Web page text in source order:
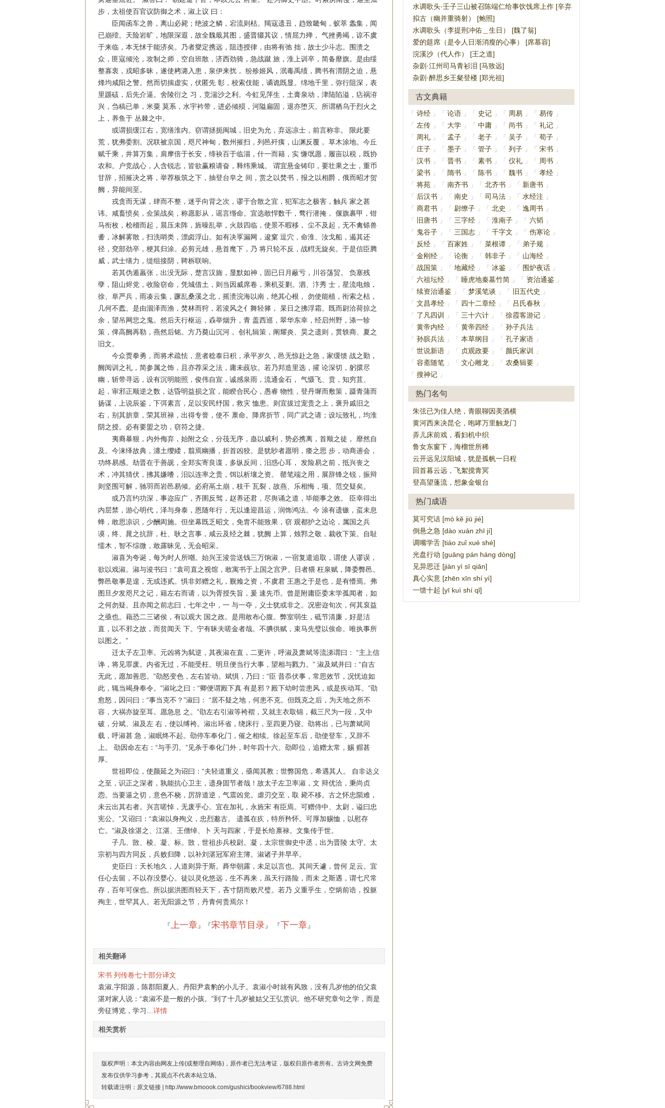
步，太祖使百官议防御之术，淑上议 曰：
臣闻函车之兽，离山必毙；绝波之鳞，宕流则枯。羯寇遗丑，趋致畿甸，蚁萃 螽集，闻
已崩殪。天险岩旷，地限深遐，故全魏戢其图，盛晋辍其议，情屈力殚， 气挫勇竭，谅不虞
于来临，本无怵于能济矣。乃者燮定携远，阻违授律，由将有弛 拙，故士少斗志。围溃之
众，匪寇倾沦，攻制之师，空自班散，济西劲骑，急战蹴 旅，淮上训卒，简备靡旗。是由绥
整寡衷，戎昭多昧，遂使栲潞入患，泉伊来扰， 纷殄姬风，泯毒禹绩，腾书有渭阴之迫，悬
烽均咸阳之警。然而切揣虚实，伏匿先 彰，校索伎能，谲诡既显。绵地千里，弥行阻深，表
里踬硋，后先介逼。舍陵衍之 习，竞湍沙之利。今虹见萍生，土膏泉动，津陆陷溢，痁祸洊
兴，刍稿已单，米粟 莫系，水宇衿带，进必倾殒，河隘扁固，退亦堕灭。所谓栖乌于烈火之
上，养鱼于 丛棘之中。
或谓损缓江右，宽缮淮内。窃谓拯扼闽城，旧史为允，弃远凉士，前言称非。 限此要
荒，犹弗委割。况联被京国，咫尺神甸，数州摧扫，列邑歼痍，山渊反覆， 草木涂地。今丘
赋千乘，井算万集，肩摩倍于长安，缔袂百于临淄，什一而籍，实 慊氓愿，履亩以税，既协
农和。户竞战心，人含锐志，皆欲赢粮请奋，释纬乘城。 谓宜悬金铸印，要壮果之士，重币
甘辞，招摧决之将，举荐板筑之下，抽登台皁之 间，赏之以焚书，报之以相爵，俄而昭才贺
阙，异能间至。
戎贪而无谋，肆而不整，迷乎向背之次，谬于合散之宜，犯军志之极害，触兵 家之甚
讳。咸畜愤矣，佥策战矣，称愿影从，谣言缗命。宜选敢悍数千，骛行潜掩， 偃旗裹甲，钳
马衔枚，桧稽而起，晨压未阵，旌噪乱举，火鼓四临，使景不暇移， 尘不及起，无不禽铩兽
詟，冰解雾散，扫洗哨类，漂卤浮山。如有决罦漏网，逡窠 逗穴，命淮、汝戈船，遏其还
径，兗部劲卒，梗其归涂。必剪元雄，悬首麾下，乃 将只轮不反，战轊无旋矣。于是信臣腾
威，武士缮力，缇组接阴，鞞柝联响。
若其伪遁羸张，出没无际，楚言汉旆，显默如神，固已日月蔽亏，川谷荡贸。 负塞残
孽，阻山烬党，收险窃命，凭城借土，则当因威席卷，乘机芟剿。泗、汴秀 士，星流电烛，
徐、阜严兵，雨凑云集，蹶乱桑溪之北，摇溃浣海以南，绝其心根， 勿使能植，衔索之枯，
几何不蠹。是由涸泽而渔，焚林而狩，若浚风之亻舞轻箨， 杲日之拂浮霜。既而尉洽荷掠之
余，望吊网悲之鬼。然后天行枢运，猋举烟升，青 盖西巡，翠华东幸，经启州野，涤一轸
策，俾高阙再勒，燕然后铭。方乃奠山沉河， 创礼辑策，阐耀炎、昊之遗则，贯轶商、夏之
旧文。
今众贾拳勇，而将术疏怯，意者稔泰日积，承平岁久，邑无惊赴之急，家缓馈 战之勤，
阙阅训之礼，简参属之饰，且亦荐采之法，庸未蔇欤。若乃邦造里选，攉 论深切，躬擐尽
幽，斩带寻远，设有沉明能照，俊伟自宣，诚感泉雨，流通金石， 气慑飞、贲，知穷苴、
起，审邪正顺逆之数，达昏明益损之宜，能睽合民心，愚睿 物性，登丹墀而敷策，蹑青蒲而
扬谋，上说辰鉴，下弭素言，足以安民纾国，救灾 恤患。则宜拔过宠贵之上，褒升戚旧之
右，别其旂章，荣其班禄，出得专誉，使不 禀命。降席折节，同广武之请；设坛致礼，均淮
阴之授。必有要盟之功，窃符之捷。
夷裔暴狠，内外侮弃，始附之众，分茷无序，蛊以威利，势必携离，首顺之徒， 靡然自
及。今涞绎故典，瀍土缨緌，翦焉幽播，折首凶狡。是犹眇者愿明，痿之思 步，动商遄会，
功终易感。劫晋在于善觇，全郑实寄良谍，多纵反间，汨惑心耳， 发险易之前，抵兴丧之
术，冲其猜伏，拂其嫌嗜，汨以连率之贵，饵以析壤之资。 罄笔端之用，展辞锋之锐，振辩
则坚围可解，驰羽而岩邑易倾。必府鬲土崩，枝干 瓦裂，故燕、乐相悔，项、范交疑矣。
或乃言约功深，事迩应广，齐圉反驾，赵养还君，尽舆诵之道，毕能事之效。 臣幸得出
内层禁，游心明代，泽与身泰，恩随年行，无以逢迎昌运，润饰鸿法。今 涂有遗镞，虿未息
蜂，敢思凉识，少酬闳施。但坐幕既乏昭文，免胄不能致果，窃 观都护之边论，属国之兵
谟，终、晁之抗辞，杜、耿之言事，咸云及经之棘，犹阙 上算，烛郛之敬，裁收下策。自耻
懦木，智不综微，敢露昧见，无会昭采。
淑喜为夸诞，每为时人所嘲。始兴王浚尝送钱三万饷淑，一宿复遣追取，谓使 人谬误，
欲以戏淑。淑与浚书曰：“袁司直之视馆，敢寓书于上国之宫尹。日者猥 枉泉赋，降委弊邑。
弊邑敬事是遑，无或违贰。惧非郊赠之礼，觐飨之资，不虞君 王惠之于是也，是有懵焉。弗
图旦夕发咫尺之记，籍左右而请，以为胥授失旨，爰 速先币。曾是附庸臣委末学孤闻者，如
之何勿疑。且亦闻之前志曰，七年之中，一 与一夺，义士犹或非之。况密迩旬次，何其裒益
之亟也。藉恐二三诸侯，有以观大 国之政。是用敢布心腹。弊室弱生，砥节清廉，好是洁
直，以不邪之故，而贫闻天 下。宁有昧夫嗟金者哉。不腆供赋，束马先璧以俟命。唯执事所
以图之。”
迁太子左卫率。元凶将为弑逆，其夜淑在直，二更许，呼淑及萧斌等流涕谓曰： “主上信
谗，将见罪废。内省无过，不能受枉。明旦便当行大事，望相与戮力。” 淑及斌并曰：“自古
无此，愿加善思。”劭怒变色，左右皆动。斌惧，乃曰：“臣 昔忝伏事，常思效节，况忧迫如
此，辄当竭身奉令。”淑叱之曰：“卿便谓殿下真 有是邪？殿下幼时尝患风，或是疾动耳。”劭
愈怒，因问曰：“事当克不？”淑曰： “居不疑之地，何患不克。但既克之后，为天地之所不
容，大祸亦旋至耳。愿急息 之。”劭左右引淑等袴褶，又就主衣取锦，截三尺为一段，又中
破，分斌、淑及左 右，使以缚袴。淑出环省，绕床行，至四更乃寝。劭将出，已与萧斌同
载，呼淑甚 急，淑眠终不起。劭停车奉化门，催之相续。徐起至车后，劭使登车，又辞不
上。 劭因命左右：“与手刃。”见杀于奉化门外，时年四十六。劭即位，追赠太常，赐 赗甚
厚。
世祖即位，使颜延之为诏曰：“夫轻道重义，亟闻其教；世弊国危，希遇其人。 自非达义
之至，识正之深者，孰能抗心卫主，遗身固节者哉！故太子左卫率淑，文 辩优洽，秉尚贞
悫。当要逼之切，意色不桡，厉辞道逆，气震凶党。虐刃交至，取 毙不移。古之怀忠陨难，
未云出其右者。兴言嗟悼，无废乎心。宜在加礼，永旌宋 有臣焉。可赠侍中、太尉，谥曰忠
宪公。”又诏曰：“袁淑以身殉义，忠烈邈古。 遗孤在疚，特所矜怀。可厚加赐恤，以慰存
亡。”淑及徐湛之、江湛、王僧绰、卜 天与四家，于是长给禀禄。文集传于世。
子几、敳、棱、凝、标。敳，世祖步兵校尉。凝，太宗世御史中丞，出为晋陵 太守。太
宗初与四方同反，兵败归降，以补刘湛冠军府主簿。淑诸子并早卒。
史臣曰：天长地久，人道则异于斯。蕣华朝露，未足以言也。其间夭遽，曾何 足云。宜
任心去留，不以存没婴心。徒以灵化悠远，生不再来，虽天行路险，而未 之斯遇，谓七尺常
存，百年可保也。所以据洪图而轻天下，吝寸阴而败尺璧。若乃 义重乎生，空炳前诰，投躯
殉主，世罕其人。若无阳源之节，丹青何贵焉尔！
『上一章』『宋书章节目录』 『下一章』
相关翻译
宋书 列传卷七十部分译文
袁淑,字阳源，陈郡阳夏人。丹阳尹袁豹的小儿子。袁淑小时就有风致，没有几岁他的伯父袁
湛对家人说：“袁淑不是一般的小孩。”到了十几岁被姑父王弘赏识。他不研究章句之学，而是
旁征博览，学习… 详情
相关赏析
版权声明：本文内容由网友上传(或整理自网络)，原作者已无法考证，版权归原作者所有。古诗文网免费
发布仅供学习参考，其观点不代表本站立场。
转载请注明：原文链接 | http://www.bmoook.com/gushici/bookview/6788.html
水调歌头·壬子三山被召陈端仁给事饮饯席上作 [辛弃疾]
拟古（幽并重骑射） [鲍照]
水调歌头（李提刑冲佑＿生日） [魏了翁]
爱的筵席（是令人日渐消瘦的心事） [席慕容]
浣溪沙（代人作） [王之道]
杂剧·江州司马青衫泪 [马致远]
杂剧·醉思乡王粲登楼 [郑光祖]
古文典籍
「 诗经 」 「 论语 」 「 史记 」 「 周易 」 「 易传 」
「
左传 」 「 大学 」 「 中庸 」 「 尚书 」 「 礼记 」
「
周礼 」 「 孟子 」 「 老子 」 「 吴子 」 「 荀子 」
「
庄子 」 「 墨子 」 「 管子 」 「 列子 」 「 宋书
」
「 汉书 」 「 晋书 」 「 素书 」 「 仪礼 」 「 周书
」
「 梁书 」 「 隋书 」 「 陈书 」 「 魏书 」 「 孝经 」
「 将苑 」 「 南齐书 」 「 北齐书 」 「 新唐书
」
「
后汉书 」 「 南史 」 「 司马法 」 「 水经注
」
「 商君书 」 「 尉缭子 」 「 北史 」 「 逸周书
」
「
旧唐书 」 「 三字经 」 「 淮南子 」 「 六韬 」
「
鬼谷子 」 「 三国志 」 「 千字文 」 「 伤寒论 」
「
反经 」 「 百家姓 」 「 菜根谭 」 「 弟子规 」
「 金刚经 」 「 论衡 」 「 韩非子 」 「 山海经 」
「 战国策 」 「 地藏经 」 「 冰鉴 」 「 围炉夜话 」
「 六祖坛经 」 「 睡虎地秦墓竹简 」 「 资治通鉴 」
「 续资治通鉴 」 「 梦溪笔谈 」 「 旧五代史
」
「 文昌孝经 」 「 四十二章经 」 「 吕氏春秋
」
「
了凡四训 」 「 三十六计 」 「 徐霞客游记 」
「 黄帝内经 」 「 黄帝四经 」 「 孙子兵法 」
「 孙膑兵法 」 「 本草纲目 」 「 孔子家语 」
「 世说新语 」 「 贞观政要 」 「 颜氏家训
」
「 容斋随笔 」 「 文心雕龙 」 「 农桑辑要 」
「 搜神记 」
热门名句
朱弦已为佳人绝，青眼聊因美酒横
黄河西来决昆仑，咆哮万里触龙门
弄儿床前戏，看妇机中织
鲁女东窗下，海榴世所稀
云开远见汉阳城，犹是孤帆一日程
回首暮云远，飞絮搅青冥
登高望蓬流，想象金银台
热门成语
莫可究诘 [mò kě jiū jié]
倒悬之急 [dào xuán zhī jí]
调嘴学舌 [tiáo zuǐ xué shé]
光盘行动 [guāng pán háng dòng]
见异思迁 [jiàn yì sī qiān]
真心实意 [zhēn xīn shí yì]
一馈十起 [yī kuì shí qǐ]